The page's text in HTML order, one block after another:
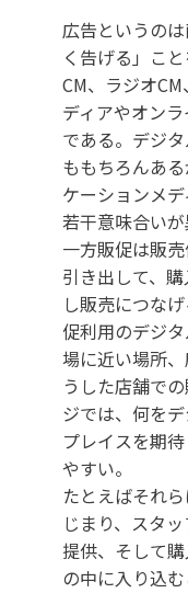
広告というの
く告げる」こ
CM、ラジオ
ディアやオン
である。デジ
ももちろんあ
ケーションメ
若干意味合いが
一方販促は販
引き出して、
し販売につな
促利用のデジ
場に近い場所
うした店舗で
ジでは、何を
プレイスを期
やすい。
たとえばそれ
じまり、スタ
提供、そして
の中に入り込